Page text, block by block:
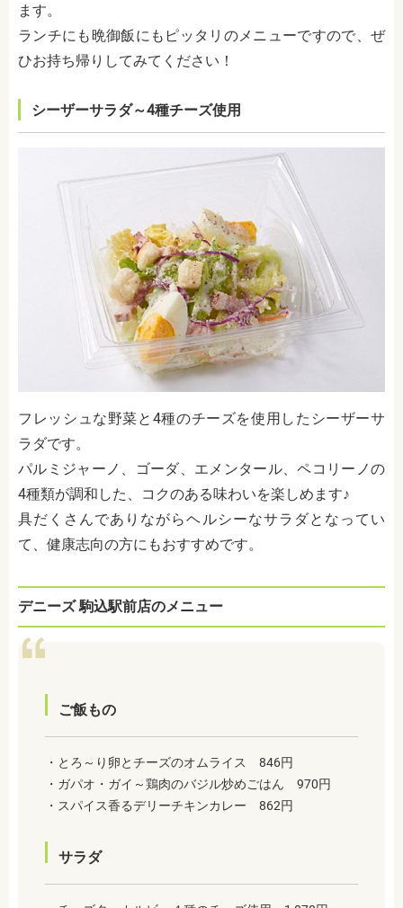
ます。
ランチにも晩御飯にもピッタリのメニューですので、ぜ
ひお持ち帰りしてみてください！
シーザーサラダ～4種チーズ使用
フレッシュな野菜と4種のチーズを使用したシーザーサ
ラダです。
パルミジャーノ、ゴーダ、エメンタール、ペコリーノの
4種類が調和した、コクのある味わいを楽しめます♪
具だくさんでありながらヘルシーなサラダとなってい
て、健康志向の方にもおすすめです。
デニーズ 駒込駅前店のメニュー
ご飯もの
・とろ～り卵とチーズのオムライス 846円
・ガパオ・ガイ～鶏肉のバジル炒めごはん 970円
・スパイス香るデリーチキンカレー 862円
サラダ